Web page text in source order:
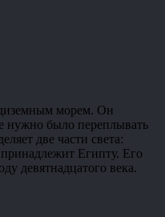
морем. Он
нужно было переплывать
две части света:
Египту. Его
девятнадцатого века.